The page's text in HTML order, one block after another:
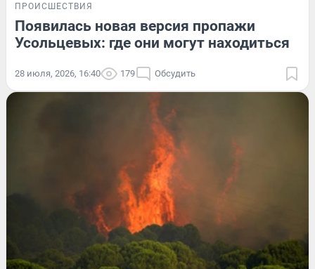
ПРОИСШЕСТВИЯ
Появилась новая версия пропажи
Усольцевых: где они могут находиться
28 июля, 2026, 16:40 179 Обсудить